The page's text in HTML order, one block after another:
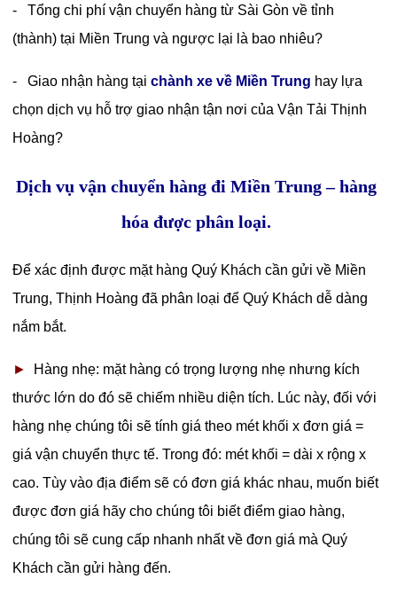
- Tổng chi phí vận chuyển hàng từ Sài Gòn về tỉnh
(thành) tại Miền Trung và ngược lại là bao nhiêu?
- Giao nhận hàng tạichành xe về Miền Trung hay lựa
chọn dịch vụ hỗ trợ giao nhận tận nơi của Vận Tải Thịnh
Hoàng?
Dịch vụ vận chuyển hàng đi Miền Trung – hàng
hóa được phân loại.
Để xác định được mặt hàng Quý Khách cần gửi về Miền
Trung, Thịnh Hoàng đã phân loại để Quý Khách dễ dàng
nắm bắt.
►
Hàng nhẹ: mặt hàng có trọng lượng nhẹ nhưng kích
thước lớn do đó sẽ chiếm nhiều diện tích. Lúc này, đối với
hàng nhẹ chúng tôi sẽ tính giá theo mét khối x đơn giá =
giá vận chuyển thực tế. Trong đó: mét khối = dài x rộng x
cao. Tùy vào địa điểm sẽ có đơn giá khác nhau, muốn biết
được đơn giá hãy cho chúng tôi biết điểm giao hàng,
chúng tôi sẽ cung cấp nhanh nhất về đơn giá mà Quý
Khách cần gửi hàng đến.